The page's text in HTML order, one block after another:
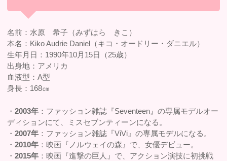
名前：水原 希子（みずはら きこ）
本名：Kiko Audrie Daniel（キコ・オードリー・ダニエル）
生年月日：1990年10月15日（25歳）
出身地：アメリカ
血液型：A型
身長：168㎝
・2003年 ：ファッション雑誌『Seventeen』の専属モデルオー
ディションにて、ミスセブンティーンになる。
・2007年 ：ファッション雑誌『ViVi』の専属モデルになる。
・2010年 ：映画『ノルウェイの森』で、女優デビュー。
・2015年 ：映画『進撃の巨人』で、アクション演技に初挑戦